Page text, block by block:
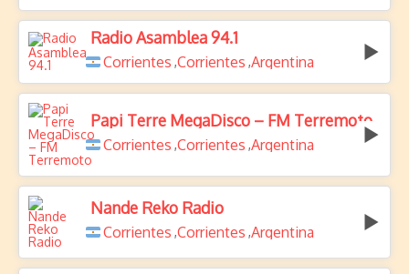
Radio Asamblea 94.1
Corrientes ,Corrientes ,Argentina
Papi Terre MegaDisco – FM Terremoto
Corrientes ,Corrientes ,Argentina
Ñande Reko Radio
Corrientes ,Corrientes ,Argentina